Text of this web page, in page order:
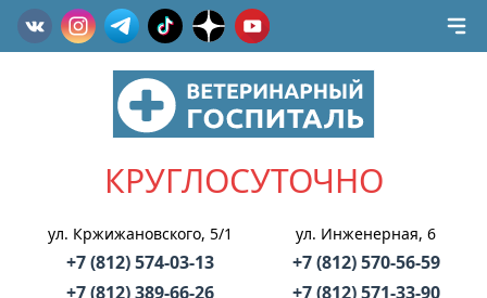
КРУГЛОСУТОЧНО
ул. Кржижановского, 5/1
+7 (812) 574-03-13
+7 (812) 389-66-26
ул. Инженерная, 6
+7 (812) 570-56-59
+7 (812) 571-33-90